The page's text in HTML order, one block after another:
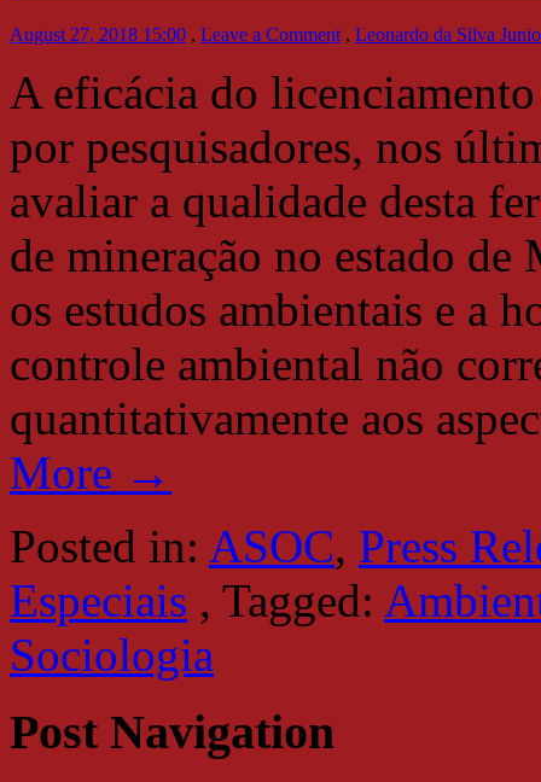
August 27, 2018 15:00 , Leave a Comment , Leonardo da Silva
A eficácia do
por pesquisadores, nos
avaliar a qualidade desta
de mineração no estado
os estudos ambientais e a
controle ambiental não
quantitativamente aos
More →
Posted in: ASOC, Press
Especiais , Tagged:
Sociologia
Post Navigation